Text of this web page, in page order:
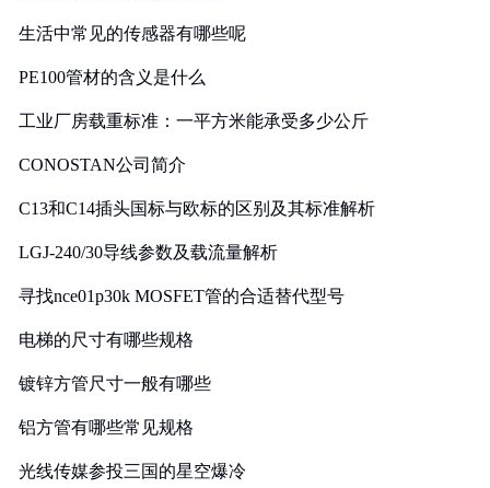
生活中常见的传感器有哪些呢
PE100管材的含义是什么
工业厂房载重标准：一平方米能承受多少公斤
CONOSTAN公司简介
C13和C14插头国标与欧标的区别及其标准解析
LGJ-240/30导线参数及载流量解析
寻找nce01p30k MOSFET管的合适替代型号
电梯的尺寸有哪些规格
镀锌方管尺寸一般有哪些
铝方管有哪些常见规格
光线传媒参投三国的星空爆冷